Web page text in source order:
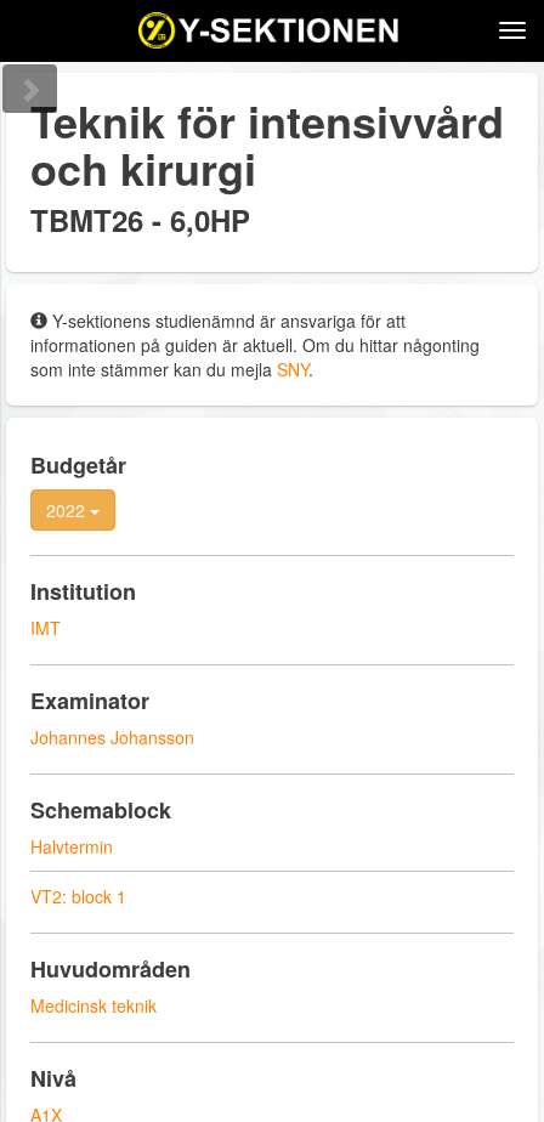
Teknik för intensivvård
och kirurgi
TBMT26 - 6,0HP
Y-sektionens studienämnd är ansvariga för att
informationen på guiden är aktuell. Om du hittar någonting
som inte stämmer kan du mejla SNY.
Budgetår
2022
Institution
IMT
Examinator
Johannes Johansson
Schemablock
Halvtermin
VT2: block 1
Huvudområden
Medicinsk teknik
Nivå
A1X